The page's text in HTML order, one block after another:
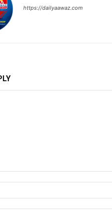
https://dailyaawaz.com